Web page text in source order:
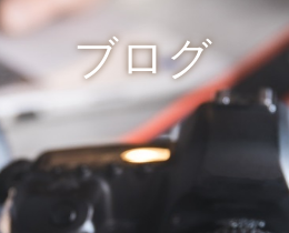
写真(アップスタイル)
成人式
長寿祝い・記念日・誕生日
ブログ